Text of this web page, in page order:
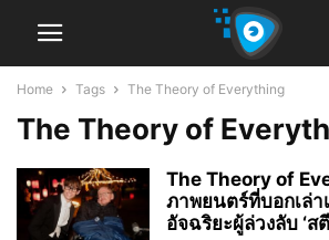
Home Tags The Theory of Everything
The Theory of
The Theory of
ภาพยนตร์ที่บอกเล่า
อัจฉริยะผู้ล่วงลับ ‘ส